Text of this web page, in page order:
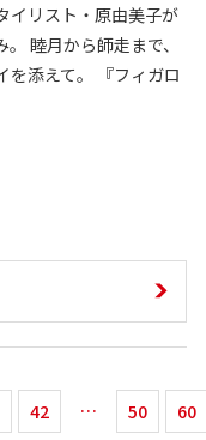
イリスト・原由美子が
睦月から師走まで、
を添えて。 『フィガロ
42 50 60